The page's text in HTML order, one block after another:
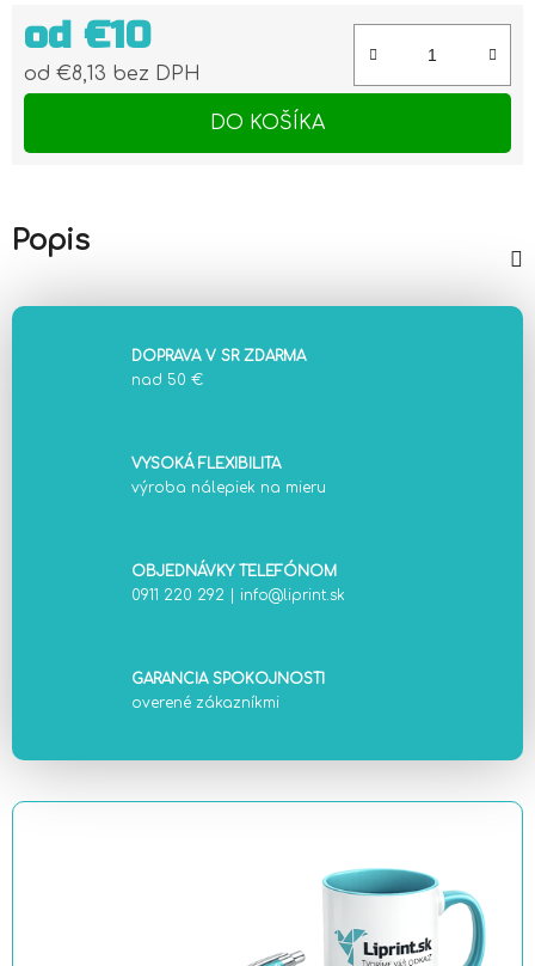
od €10
od €8,13 bez DPH
DO KOŠÍKA
Popis
DOPRAVA V SR ZDARMA
nad 50 €
VYSOKÁ FLEXIBILITA
výroba nálepiek na mieru
OBJEDNÁVKY TELEFÓNOM
0911 220 292
info@liprint.sk
GARANCIA SPOKOJNOSTI
overené zákazníkmi